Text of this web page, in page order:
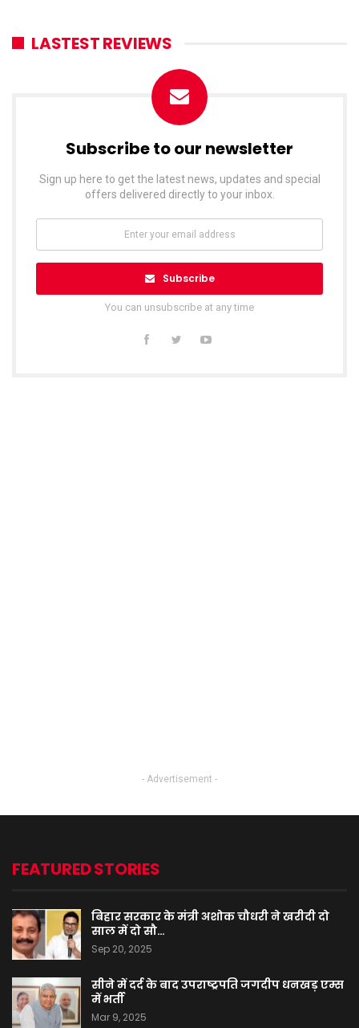
LASTEST REVIEWS
Subscribe to our newsletter
Sign up here to get the latest news, updates and special
offers delivered directly to your inbox.
Subscribe
You can unsubscribe at any time
- Advertisement -
FEATURED STORIES
बिहार सरकार के मंत्री अशोक चौधरी ने खरीदी दो
साल में दो सौ…
Sep 20, 2025
सीने में दर्द के बाद उपराष्ट्रपति जगदीप धनखड़ एम्स
में भर्ती
Mar 9, 2025